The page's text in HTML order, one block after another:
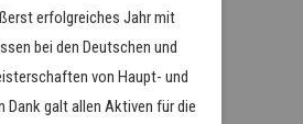
erfolgreiches Jahr mit
bei den Deutschen und
von Haupt- und
Dank galt allen Aktiven für die